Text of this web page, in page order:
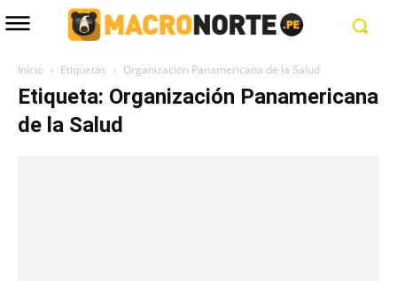
Inicio Etiquetas Organización Panamericana de la Salud
Etiqueta: Organización Panamericana
de la Salud